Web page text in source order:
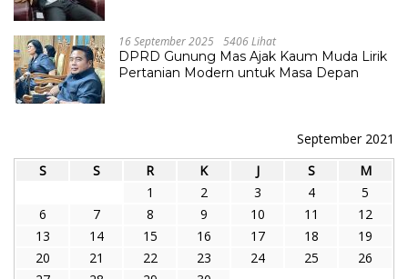
16 September 2025 5406 Lihat
DPRD Gunung Mas Ajak Kaum Muda Lirik
Pertanian Modern untuk Masa Depan
September 2021
S
S R K J S
M
1
2 3 4
5
6
7 8 9 10 11
12
13
14 15 16 17 18
19
20
21 22 23 24 25
26